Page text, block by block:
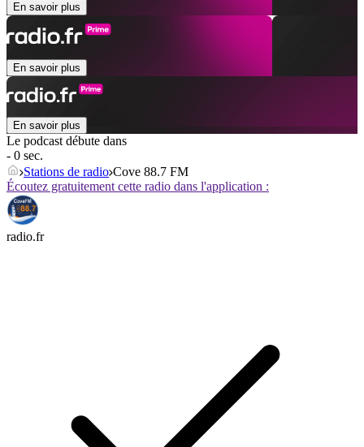
En savoir plus
En savoir plus
En savoir plus
Le podcast débute dans
- 0 sec.
Stations de radio Cove 88.7 FM
Écoutez gratuitement cette radio dans l'application :
radio.fr